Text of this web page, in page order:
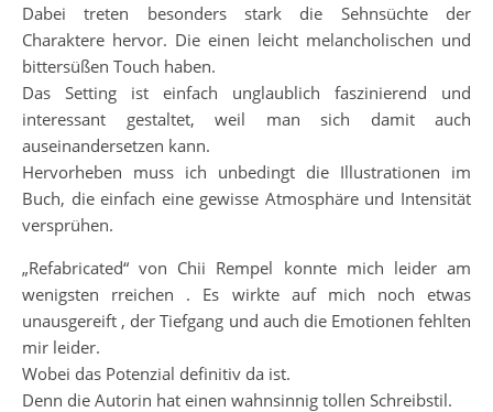
Dabei treten besonders stark die Sehnsüchte der
Charaktere hervor. Die einen leicht melancholischen und
bittersüßen Touch haben.
Das Setting ist einfach unglaublich faszinierend und
interessant gestaltet, weil man sich damit auch
auseinandersetzen kann.
Hervorheben muss ich unbedingt die Illustrationen im
Buch, die einfach eine gewisse Atmosphäre und Intensität
versprühen.
„Refabricated“ von Chii Rempel konnte mich leider am
wenigsten rreichen . Es wirkte auf mich noch etwas
unausgereift , der Tiefgang und auch die Emotionen fehlten
mir leider.
Wobei das Potenzial definitiv da ist.
Denn die Autorin hat einen wahnsinnig tollen Schreibstil.